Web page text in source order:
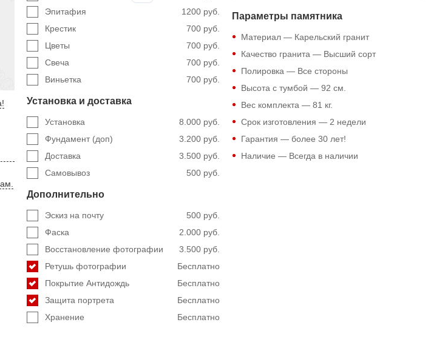
!
1200 руб.
Эпитафия
700 руб.
Крестик
700 руб.
Цветы
700 руб.
Свеча
700 руб.
Виньетка
Установка и доставка
8.000 руб.
Установка
3.200 руб.
Фундамент (доп)
3.500 руб.
Доставка
500 руб.
Самовывоз
Дополнительно
500 руб.
Эскиз на почту
2.000 руб.
Фаска
3.500 руб.
Восстановление фотографии
Бесплатно
Ретушь фотографии
Бесплатно
Покрытие Антидождь
Бесплатно
Защита портрета
Бесплатно
Хранение
Параметры памятника
Материал — Карельский гранит
Качество гранита — Высший сорт
Полировка — Все стороны
Высота с тумбой — 92 см.
Вес комплекта — 81 кг.
Срок изготовления — 2 недели
Гарантия — более 30 лет!
Наличие — Всегда в наличии